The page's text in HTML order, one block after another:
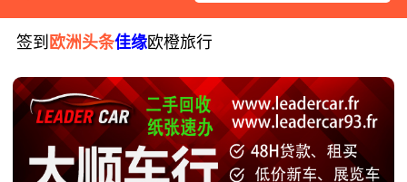
签到 欧洲头条佳缘欧橙旅行